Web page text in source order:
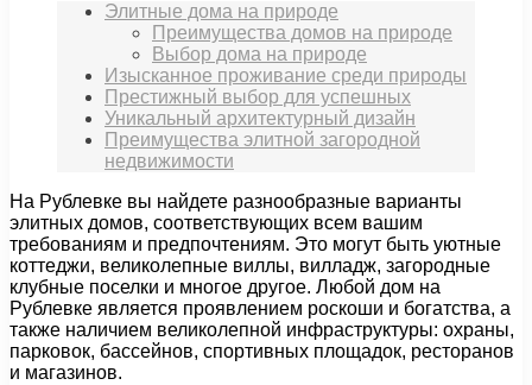
Элитные дома на природе
Преимущества домов на природе
Выбор дома на природе
Изысканное проживание среди природы
Престижный выбор для успешных
Уникальный архитектурный дизайн
Преимущества элитной загородной
недвижимости
На Рублевке вы найдете разнообразные варианты
элитных домов, соответствующих всем вашим
требованиям и предпочтениям. Это могут быть уютные
коттеджи, великолепные виллы, вилладж, загородные
клубные поселки и многое другое. Любой дом на
Рублевке является проявлением роскоши и богатства, а
также наличием великолепной инфраструктуры: охраны,
парковок, бассейнов, спортивных площадок, ресторанов
и магазинов.